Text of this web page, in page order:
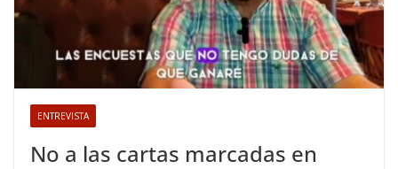
ENTREVISTA
No a las cartas marcadas en